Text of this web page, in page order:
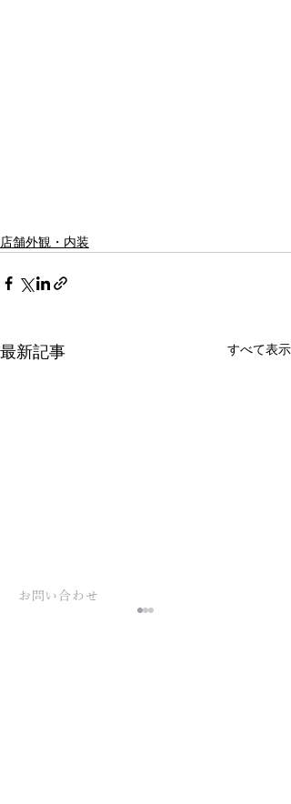
店舗外観・内装
最新記事 すべて表示
お問い合わせ